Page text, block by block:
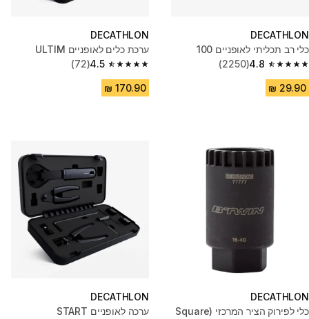
DECATHLON
כלי רב תכליתי לאופניים 100
4.8
4.8 out of 5 stars from 2250 reviews
(2250)
DECATHLON
ערכת כלים לאופניים ULTIM
4.5
4.5 out of 5 stars from 72 reviews
(72)
DECATHLON
כלי לפירוק הציר המרכזי (Square
DECATHLON
ערכה לאופניים START